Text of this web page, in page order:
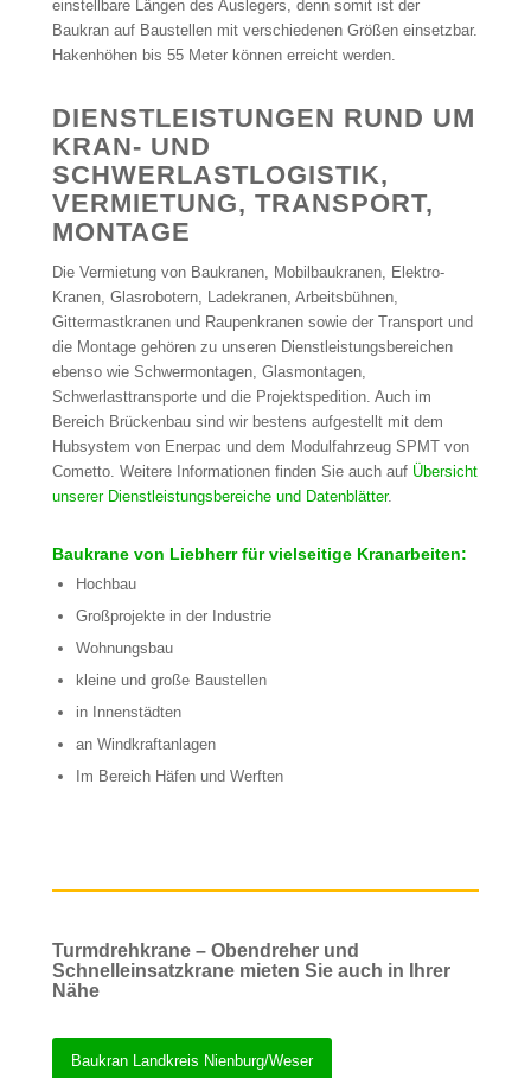
einstellbare Längen des Auslegers, denn somit ist der
Baukran auf Baustellen mit verschiedenen Größen einsetzbar.
Hakenhöhen bis 55 Meter können erreicht werden.
DIENSTLEISTUNGEN RUND UM
KRAN- UND
SCHWERLASTLOGISTIK,
VERMIETUNG, TRANSPORT,
MONTAGE
Die Vermietung von Baukranen, Mobilbaukranen, Elektro-
Kranen, Glasrobotern, Ladekranen, Arbeitsbühnen,
Gittermastkranen und Raupenkranen sowie der Transport und
die Montage gehören zu unseren Dienstleistungsbereichen
ebenso wie Schwermontagen, Glasmontagen,
Schwerlasttransporte und die Projektspedition. Auch im
Bereich Brückenbau sind wir bestens aufgestellt mit dem
Hubsystem von Enerpac und dem Modulfahrzeug SPMT von
Cometto. Weitere Informationen finden Sie auch auf Übersicht
unserer Dienstleistungsbereiche und Datenblätter.
Baukrane von Liebherr für vielseitige Kranarbeiten:
Hochbau
Großprojekte in der Industrie
Wohnungsbau
kleine und große Baustellen
in Innenstädten
an Windkraftanlagen
Im Bereich Häfen und Werften
Turmdrehkrane – Obendreher und
Schnelleinsatzkrane mieten Sie auch in Ihrer
Nähe
Baukran Landkreis Nienburg/Weser